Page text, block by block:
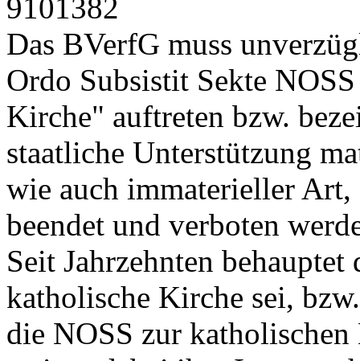
9101382
Das BVerfG muss
Ordo Subsistit Sekte
Kirche" auftreten bzw.
staatliche Unterstützung
wie auch immaterieller
beendet und verboten
Seit Jahrzehnten
katholische Kirche sei,
die NOSS zur